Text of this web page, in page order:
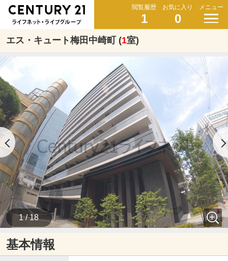
閲覧履歴
1
お気に入り
0
メニュー
エス・キュート梅田中崎町 (1室)
1 / 18
基本情報